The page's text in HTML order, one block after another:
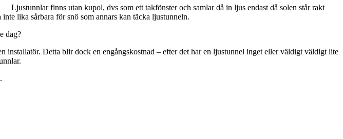
Ljustunnlar finns utan kupol, dvs som ett takfönster och samlar då in ljus endast då solen står rakt
lika sårbara för snö som annars kan täcka ljustunneln.
dag?
Detta blir dock en engångskostnad – efter det har en ljustunnel inget eller väldigt väldigt lite